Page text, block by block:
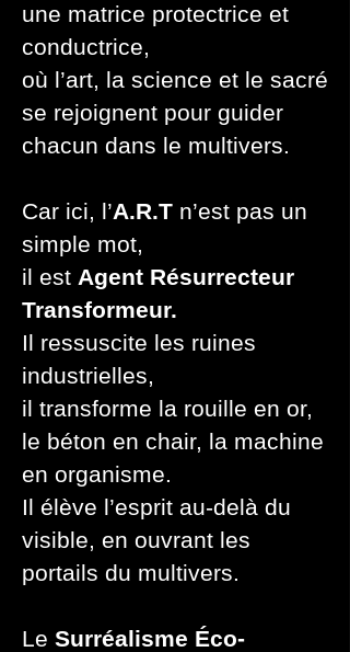
une matrice protectrice et
conductrice,
où l’art, la science et le sacré
se rejoignent pour guider
chacun dans le multivers.
Car ici, l’A.R.T n’est pas un
simple mot,
il est Agent Résurrecteur
Transformeur.
Il ressuscite les ruines
industrielles,
il transforme la rouille en or,
le béton en chair, la machine
en organisme.
Il élève l’esprit au-delà du
visible, en ouvrant les
portails du multivers.
Le Surréalisme Éco-